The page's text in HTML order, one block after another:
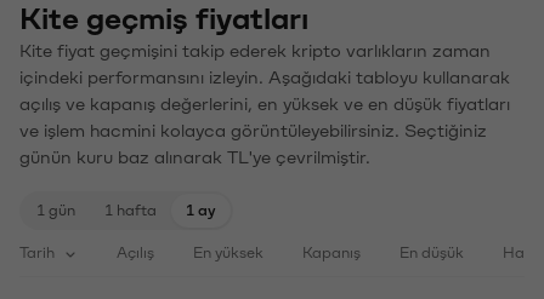
Kite geçmiş fiyatları
Kite fiyat geçmişini takip ederek kripto varlıkların zaman
içindeki performansını izleyin. Aşağıdaki tabloyu kullanarak
açılış ve kapanış değerlerini, en yüksek ve en düşük fiyatları
ve işlem hacmini kolayca görüntüleyebilirsiniz. Seçtiğiniz
günün kuru baz alınarak TL'ye çevrilmiştir.
1 gün 1 hafta 1 ay
Tarih Açılış En yüksek Kapanış En düşük